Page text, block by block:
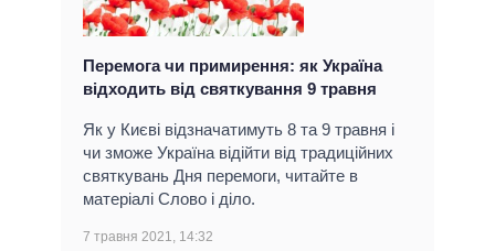
Перемога чи примирення: як Україна
відходить від святкування 9 травня
Як у Києві відзначатимуть 8 та 9 травня і
чи зможе Україна відійти від традиційних
святкувань Дня перемоги, читайте в
матеріалі Слово і діло.
7 травня 2021, 14:32